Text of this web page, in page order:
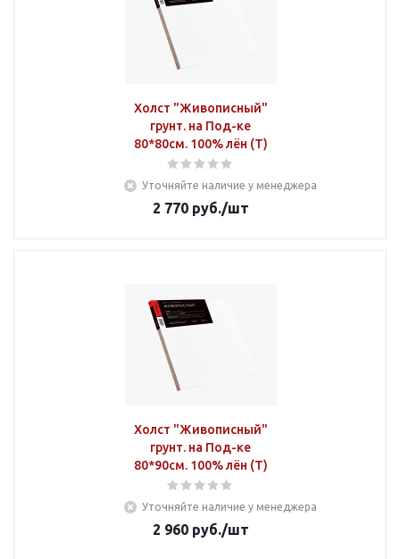
Холст "Живописный"
грунт. на Под-ке
80*80см. 100% лён (Т)
Уточняйте наличие у менеджера
2 770руб./шт
Холст "Живописный"
грунт. на Под-ке
80*90см. 100% лён (Т)
Уточняйте наличие у менеджера
2 960руб./шт